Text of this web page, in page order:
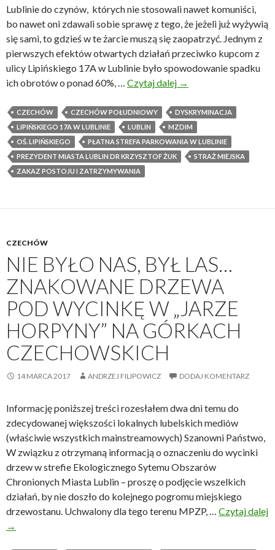
o
d
l
e
g
ł
ś
i
w
1
k
u
i
p
o
w
s
t
a
i
a
K
U
L
r
z
y
m
a
.
K
i
e
d
t
m
i
e
n
i
e
ą
.
I
p
l
e
c
Lublinie do czynów, których nie stosowali nawet komuniści,
bo nawet oni zdawali sobie sprawę z tego, że jeżeli już wyżywią
się sami, to gdzieś w te żarcie muszą się zaopatrzyć. Jednym z
pierwszych efektów otwartych działań przeciwko kupcom z
ulicy Lipińskiego 17A w Lublinie było spowodowanie spadku
ich obrotów o ponad 60%, … Czytaj dalej N
e
w
i
c
o
z
y
p
a
w
i
c
a
,
c
z
→
CZECHÓW CZECHÓW POŁUDNIOWY
DYSKRYMINACJA
LIPIŃSKIEGO 17A W LUBLINIE
LUBLIN
MZDIM
OŚ. LIPIŃSKIEGO
PŁATNA STREFA PARKOWANIA W LUBLINIE
PREZYDENT MIASTA LUBLIN DR KRZYSZTOF ŻUK
STRAŻ MIEJSKA
ZAKAZ POSTOJU I ZATRZYMYWANIA
CZECHÓW
NIE BYŁO NAS, BYŁ LAS…
ZNAKOWANE DRZEWA
POD WYCINKĘ W „JARZE
HORPYNY” NA GÓRKACH
CZECHOWSKICH
14 MARCA 2017 ANDRZEJ FILIPOWICZ DODAJ KOMENTARZ
Informację poniższej treści rozesłałem dwa dni temu do
zdecydowanej większości lokalnych lubelskich mediów
(właściwie wszystkich mainstreamowych) Szanowni Państwo,
W związku z otrzymaną informacją o oznaczeniu do wycinki
drzew w strefie Ekologicznego Sytemu Obszarów
Chronionych Miasta Lublin – proszę o podjęcie wszelkich
działań, by nie doszło do kolejnego pogromu miejskiego
drzewostanu. Uchwalony dla tego terenu MPZP, … Czytaj dalej
N
→